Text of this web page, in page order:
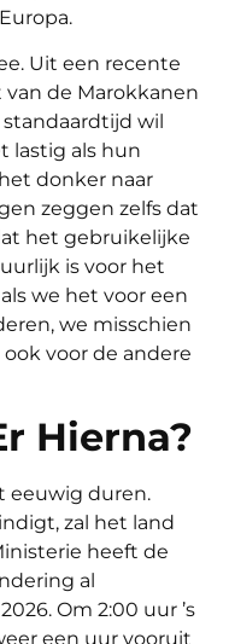
Uit een recente
de Marokkanen
wil
lastig als hun
donker naar
zeggen zelfs dat
het gebruikelijke
is voor het
we het voor een
we misschien
voor de andere
Hierna?
eeuwig duren.
zal het land
heeft de
al
Om 2:00 uur ’s
een uur vooruit